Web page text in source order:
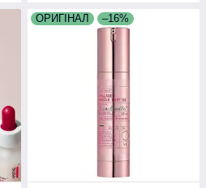
ОРИГІНАЛ –16%